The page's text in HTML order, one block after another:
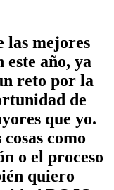
las mejores
este año, ya
reto por la
de
que yo.
como
o el proceso
quiero